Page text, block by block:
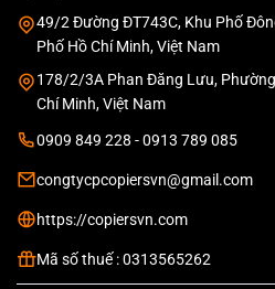
49/2 Đường ĐT743C, Khu Phố
Phố Hồ Chí Minh, Việt Nam
178/2/3A Phan Đăng Lưu,
Chí Minh, Việt Nam
0909 849 228 - 0913 789 085
congtycpcopiersvn@gmail.com
https://copiersvn.com
Mã số thuế : 0313565262